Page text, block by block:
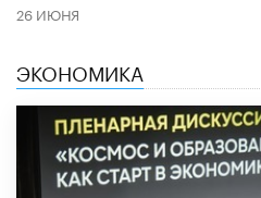
26 ИЮНЯ
ЭКОНОМИКА